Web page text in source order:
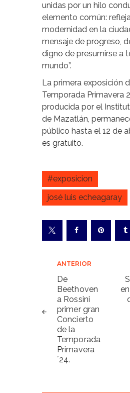
unidas por un hilo
elemento común:
modernidad en la
mensaje de progreso,
digno de presumirse a
mundo”.
La primera exposición
Temporada Primavera
producida por el
de Mazatlán,
público hasta el 12 de
es gratuito.
#exposicion
josé luis echeagaray
Navegación
de
entradas
ANTERIOR
De
Beethoven
a Rossini
primer gran
Concierto
de la
Temporada
Primavera
´24.